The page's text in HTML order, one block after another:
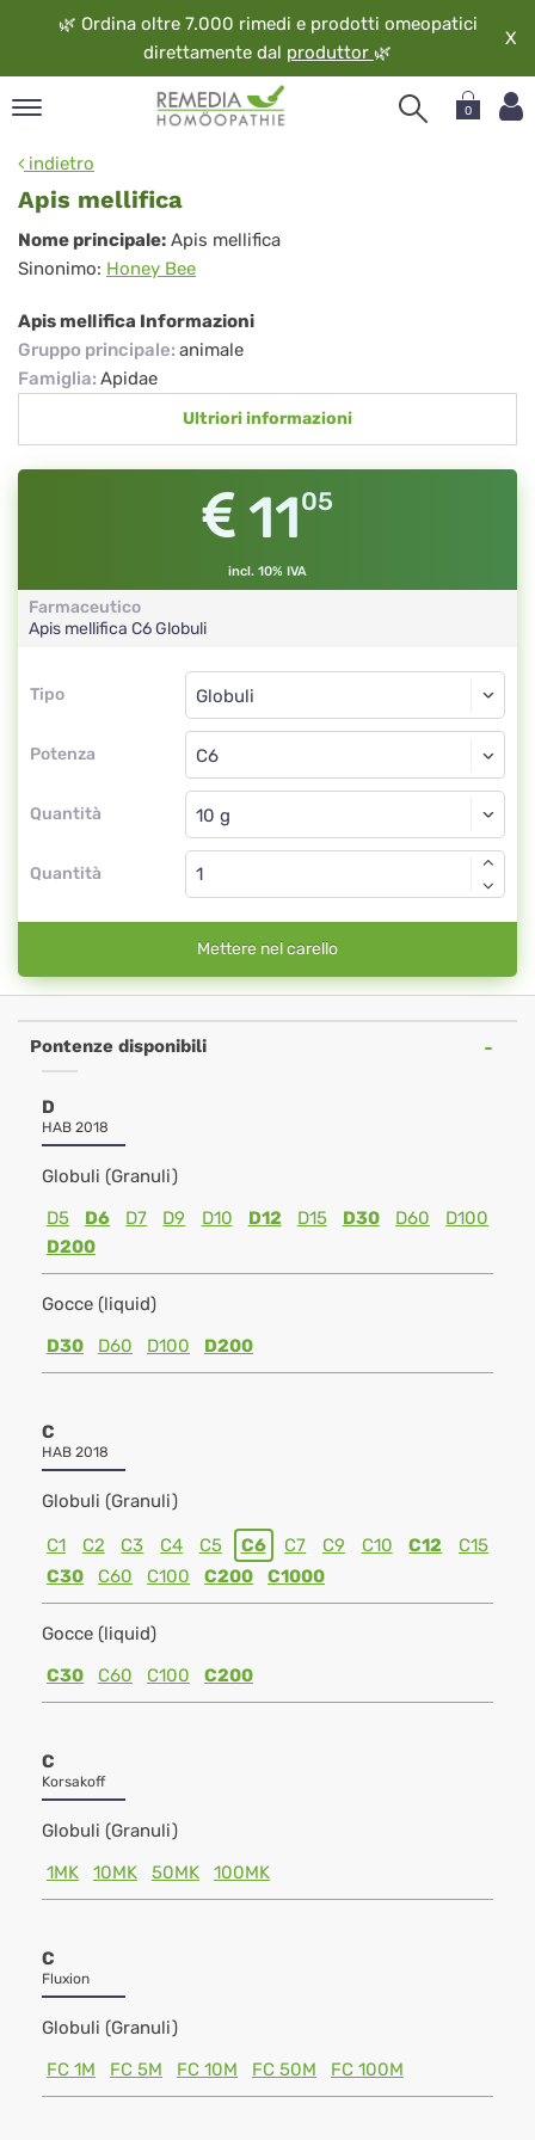
🌿 Ordina oltre 7.000 rimedi e prodotti omeopatici
direttamente dal produttor 🌿
X
0
indietro
Apis mellifica
Apis
mellifica
Nome principale: Apis mellifica
Sinonimo: Honey Bee
Apis mellifica Informazioni
Gruppo principale: animale
Famiglia: Apidae
Ultriori informazioni
1105
incl. 10% IVA
Farmaceutico
Apis mellifica C6Globuli
Tipo
Tipo
Potenza
Globuli
C6
Quantità
Globuli
Quantità
Mettere nel carello
Pontenze disponibili
D
HAB 2018
Globuli (Granuli)
D5
D6 D7 D9 D10 D12 D15 D30 D60
D100
D200
Gocce (liquid)
D30
D60 D100 D200
C
HAB 2018
Globuli (Granuli)
C1 C2 C3 C4 C5 C6 C7 C9 C10 C12
C15
C30
C60 C100 C200 C1000
Gocce (liquid)
C30
C60 C100 C200
C
Korsakoff
Globuli (Granuli)
1MK
10MK 50MK 100MK
C
Fluxion
Globuli (Granuli)
FC 1M
FC 5M FC 10M FC 50M FC 100M